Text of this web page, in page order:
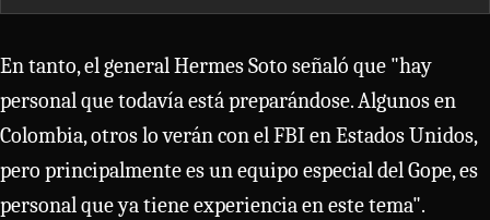
En tanto, el general Hermes Soto señaló que "hay
personal que todavía está preparándose. Algunos en
Colombia, otros lo verán con el FBI en Estados Unidos,
pero principalmente es un equipo especial del Gope, es
personal que ya tiene experiencia en este tema".